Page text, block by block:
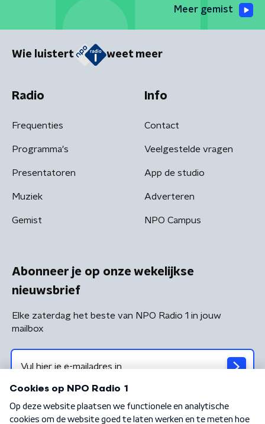
Meer gemist
Wie luistert weet meer
Radio
Frequenties
Programma's
Presentatoren
Muziek
Gemist
Info
Contact
Veelgestelde vragen
App de studio
Adverteren
NPO Campus
Abonneer je op onze wekelijkse
nieuwsbrief
Elke zaterdag het beste van NPO Radio 1 in jouw
mailbox